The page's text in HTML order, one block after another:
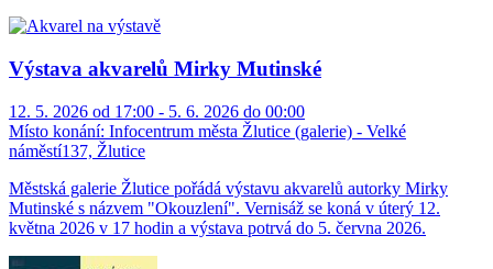
Výstava akvarelů Mirky Mutinské
12. 5. 2026 od 17:00 - 5. 6. 2026 do 00:00
Místo konání: Infocentrum města Žlutice (galerie) - Velké
náměstí137, Žlutice
Městská galerie Žlutice pořádá výstavu akvarelů autorky Mirky
Mutinské s názvem "Okouzlení". Vernisáž se koná v úterý 12.
května 2026 v 17 hodin a výstava potrvá do 5. června 2026.